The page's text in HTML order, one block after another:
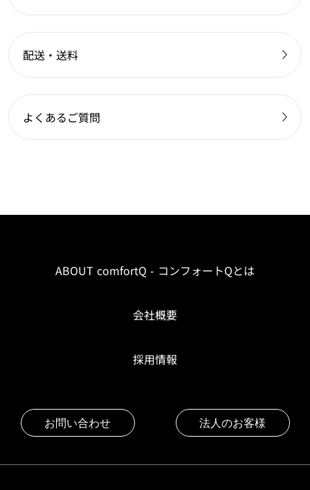
配送・送料
よくあるご質問
ABOUT comfortQ - コンフォートQとは
会社概要
採用情報
お問い合わせ 法人のお客様